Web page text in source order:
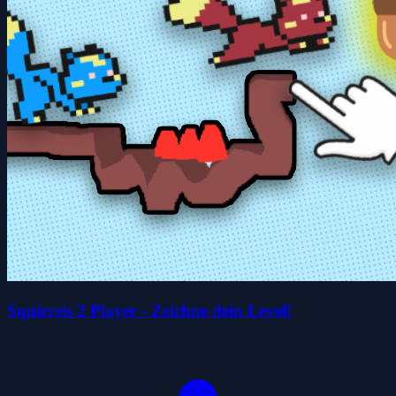
Squirrels 2 Player - Zeichne dein Level!